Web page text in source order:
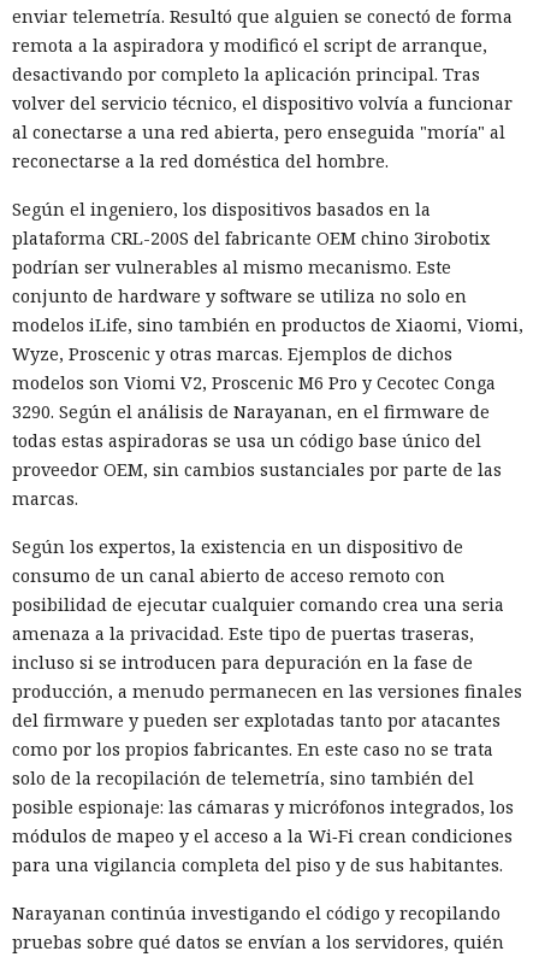
enviar telemetría. Resultó que alguien se conectó de forma
remota a la aspiradora y modificó el script de arranque,
desactivando por completo la aplicación principal. Tras
volver del servicio técnico, el dispositivo volvía a funcionar
al conectarse a una red abierta, pero enseguida "moría" al
reconectarse a la red doméstica del hombre.
Según el ingeniero, los dispositivos basados en la
plataforma CRL-200S del fabricante OEM chino 3irobotix
podrían ser vulnerables al mismo mecanismo. Este
conjunto de hardware y software se utiliza no solo en
modelos iLife, sino también en productos de Xiaomi, Viomi,
Wyze, Proscenic y otras marcas. Ejemplos de dichos
modelos son Viomi V2, Proscenic M6 Pro y Cecotec Conga
3290. Según el análisis de Narayanan, en el firmware de
todas estas aspiradoras se usa un código base único del
proveedor OEM, sin cambios sustanciales por parte de las
marcas.
Según los expertos, la existencia en un dispositivo de
consumo de un canal abierto de acceso remoto con
posibilidad de ejecutar cualquier comando crea una seria
amenaza a la privacidad. Este tipo de puertas traseras,
incluso si se introducen para depuración en la fase de
producción, a menudo permanecen en las versiones finales
del firmware y pueden ser explotadas tanto por atacantes
como por los propios fabricantes. En este caso no se trata
solo de la recopilación de telemetría, sino también del
posible espionaje: las cámaras y micrófonos integrados, los
módulos de mapeo y el acceso a la Wi‑Fi crean condiciones
para una vigilancia completa del piso y de sus habitantes.
Narayanan continúa investigando el código y recopilando
pruebas sobre qué datos se envían a los servidores, quién